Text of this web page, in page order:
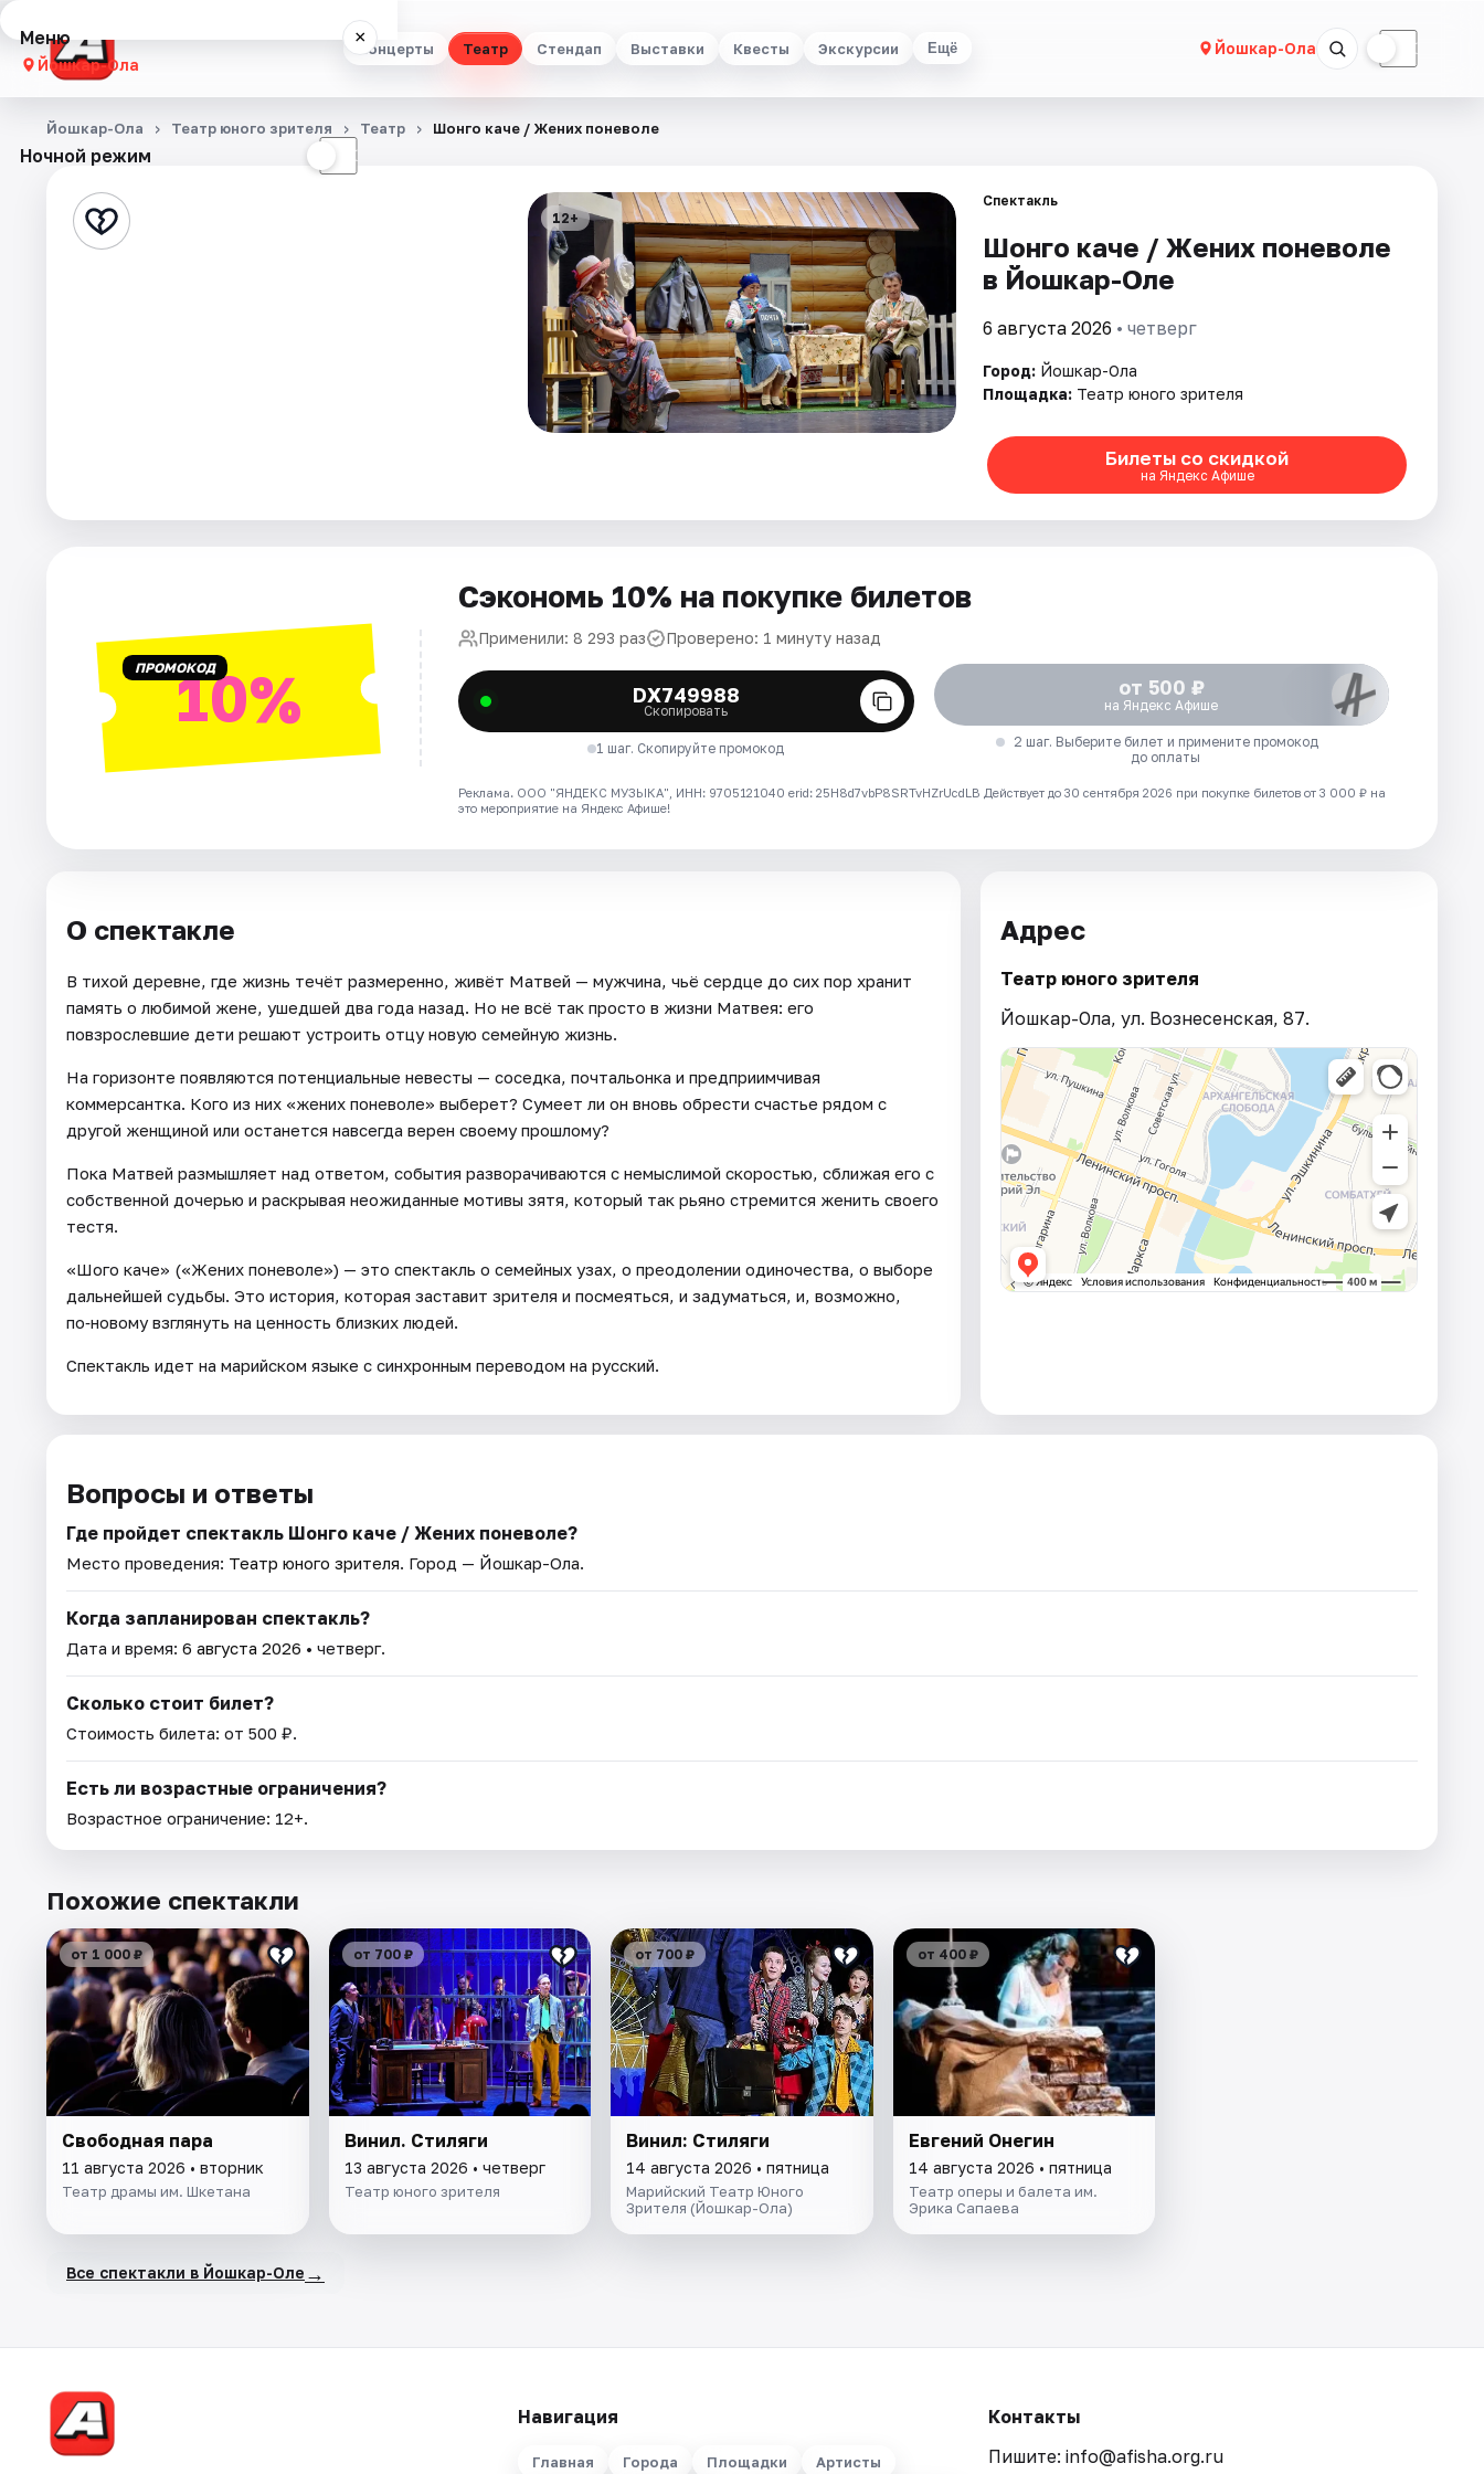
Концерты Театр Стендап Выставки Квесты Экскурсии Ещё Йошкар-Ола ☾
Меню ×
Йошкар-Ола
Концерты
Стендап
Рейтинги
Ночной режим ☾
Йошкар-Ола Театр юного зрителя Театр Шонго каче / Жених поневоле
12+
Спектакль
Шонго каче / Жених поневоле
в Йошкар-Оле
6 августа 2026 • четверг
Город: Йошкар-Ола
Площадка: Театр юного зрителя
Билеты со скидкой
на Яндекс Афише
ПРОМОКОД10%
Сэкономь 10% на покупке билетов
Применили: 8 293 раз Проверено: 1 минуту назад
DX749988
Скопировать
1 шаг. Скопируйте промокод
от 500 ₽
на Яндекс Афише
2 шаг. Выберите билет и примените промокод
до оплаты
Реклама. ООО "ЯНДЕКС МУЗЫКА", ИНН: 9705121040 erid: 25H8d7vbP8SRTvHZrUcdLB Действует до 30 сентября 2026 при покупке билетов от 3 000 ₽ на
это мероприятие на Яндекс Афише!
О спектакле
В тихой деревне, где жизнь течёт размеренно, живёт Матвей — мужчина, чьё сердце до сих пор хранит
память о любимой жене, ушедшей два года назад. Но не всё так просто в жизни Матвея: его
повзрослевшие дети решают устроить отцу новую семейную жизнь.
На горизонте появляются потенциальные невесты — соседка, почтальонка и предприимчивая
коммерсантка. Кого из них «жених поневоле» выберет? Сумеет ли он вновь обрести счастье рядом с
другой женщиной или останется навсегда верен своему прошлому?
Пока Матвей размышляет над ответом, события разворачиваются с немыслимой скоростью, сближая его с
собственной дочерью и раскрывая неожиданные мотивы зятя, который так рьяно стремится женить своего
тестя.
«Шоҥго каче» («Жених поневоле») — это спектакль о семейных узах, о преодолении одиночества, о выборе
дальнейшей судьбы. Это история, которая заставит зрителя и посмеяться, и задуматься, и, возможно,
по‑новому взглянуть на ценность близких людей.
Спектакль идет на марийском языке с синхронным переводом на русский.
Адрес
Театр юного зрителя
Йошкар-Ола, ул. Вознесенская, 87.
Вопросы и ответы
Где пройдет спектакль Шонго каче / Жених поневоле?
Место проведения: Театр юного зрителя. Город — Йошкар-Ола.
Когда запланирован спектакль?
Дата и время: 6 августа 2026 • четверг.
Сколько стоит билет?
Стоимость билета: от 500 ₽.
Есть ли возрастные ограничения?
Возрастное ограничение: 12+.
Похожие спектакли
от 1 000 ₽
Свободная пара
11 августа 2026 • вторник
Театр драмы им. Шкетана
от 700 ₽
Винил. Стиляги
13 августа 2026 • четверг
Театр юного зрителя
от 700 ₽
Винил: Стиляги
14 августа 2026 • пятница
Марийский Театр Юного
Зрителя (Йошкар-Ола)
от 400 ₽
Евгений Онегин
14 августа 2026 • пятница
Театр оперы и балета им.
Эрика Сапаева
Все спектакли в Йошкар-Оле →
Навигация
Главная Города Площадки Артисты
Контакты
Пишите: info@afisha.org.ru